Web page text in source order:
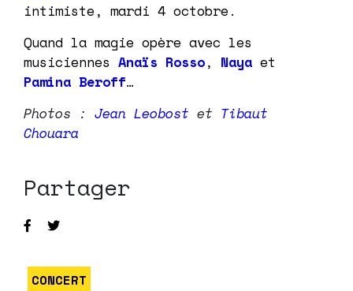
intimiste, mardi 4 octobre.
Quand la magie opère avec les
musiciennes Anaïs Rosso, Naya et
Pamina Beroff…
Photos : Jean Leobost et Tibaut
Chouara
Partager
CONCERT